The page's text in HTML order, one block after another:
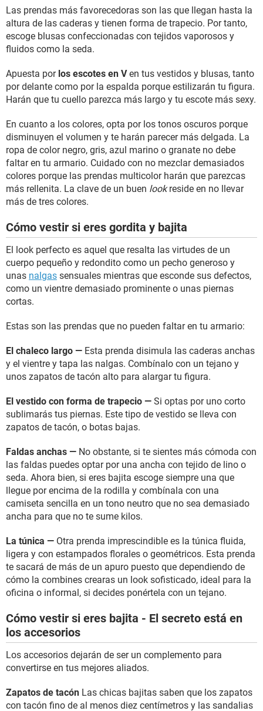
Las prendas más favorecedoras son las que llegan hasta la
altura de las caderas y tienen forma de trapecio. Por tanto,
escoge blusas confeccionadas con tejidos vaporosos y
fluidos como la seda.
Apuesta por los escotes en Ven tus vestidos y blusas, tanto
por delante como por la espalda porque estilizarán tu figura.
Harán que tu cuello parezca más largo y tu escote más sexy.
En cuanto a los colores, opta por los tonos oscuros porque
disminuyen el volumen y te harán parecer más delgada. La
ropa de color negro, gris, azul marino o granate no debe
faltar en tu armario. Cuidado con no mezclar demasiados
colores porque las prendas multicolor harán que parezcas
más rellenita. La clave de un buen lookreside en no llevar
más de tres colores.
Cómo vestir si eres gordita y bajita
El look perfecto es aquel que resalta las virtudes de un
cuerpo pequeño y redondito como un pecho generoso y
unas nalgas sensuales mientras que esconde sus defectos,
como un vientre demasiado prominente o unas piernas
cortas.
Estas son las prendas que no pueden faltar en tu armario:
El chaleco largo — Esta prenda disimula las caderas anchas
y el vientre y tapa las nalgas. Combínalo con un tejano y
unos zapatos de tacón alto para alargar tu figura.
El vestido con forma de trapecio — Si optas por uno corto
sublimarás tus piernas. Este tipo de vestido se lleva con
zapatos de tacón, o botas bajas.
Faldas anchas — No obstante, si te sientes más cómoda con
las faldas puedes optar por una ancha con tejido de lino o
seda. Ahora bien, si eres bajita escoge siempre una que
llegue por encima de la rodilla y combínala con una
camiseta sencilla en un tono neutro que no sea demasiado
ancha para que no te sume kilos.
La túnica — Otra prenda imprescindible es la túnica fluida,
ligera y con estampados florales o geométricos. Esta prenda
te sacará de más de un apuro puesto que dependiendo de
cómo la combines crearas un look sofisticado, ideal para la
oficina o informal, si decides ponértela con un tejano.
Cómo vestir si eres bajita - El secreto está en
los accesorios
Los accesorios dejarán de ser un complemento para
convertirse en tus mejores aliados.
Zapatos de tacón Las chicas bajitas saben que los zapatos
con tacón fino de al menos diez centímetros y las sandalias